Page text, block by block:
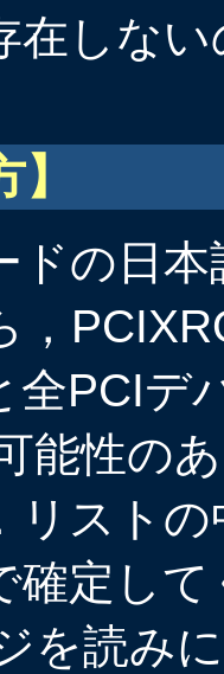
在しな
の日本
，
全PCIデ
能性の
リスト
確定し
を読み